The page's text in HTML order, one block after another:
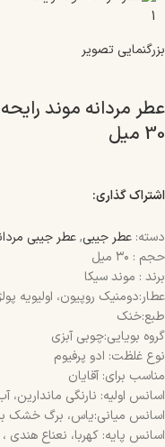
بزرگنمایی تصویر
30 میل
اشتراک گذاری:
دسته: عطر جیبی,عطر جیبی
حجم : ۳۰ میل
برند : موند سیکا
عطار:دومنیک روپیون، اولیویه
طبع:خنک
گروه بویایی:چوبی آبزی
نوع غلظت: ادو پرفیوم
مناسب برای: آقایان
اسانس اولیه: نارنگی ماندارین،
اسانس میانی:یاس، برگ خشک
اسانس پایه: کهربا، نعناع